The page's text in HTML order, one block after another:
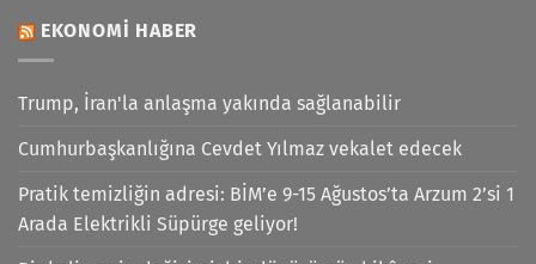
EKONOMI HABER
Trump, İran'la anlaşma yakında sağlanabilir
Cumhurbaşkanlığına Cevdet Yılmaz vekalet edecek
Pratik temizliğin adresi: BİM’e 9-15 Ağustos’ta Arzum 2’si 1
Arada Elektrikli Süpürge geliyor!